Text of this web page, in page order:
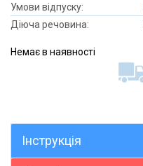
Умови відпуску:
Діюча речовина:
Немає в наявності
Інструкція